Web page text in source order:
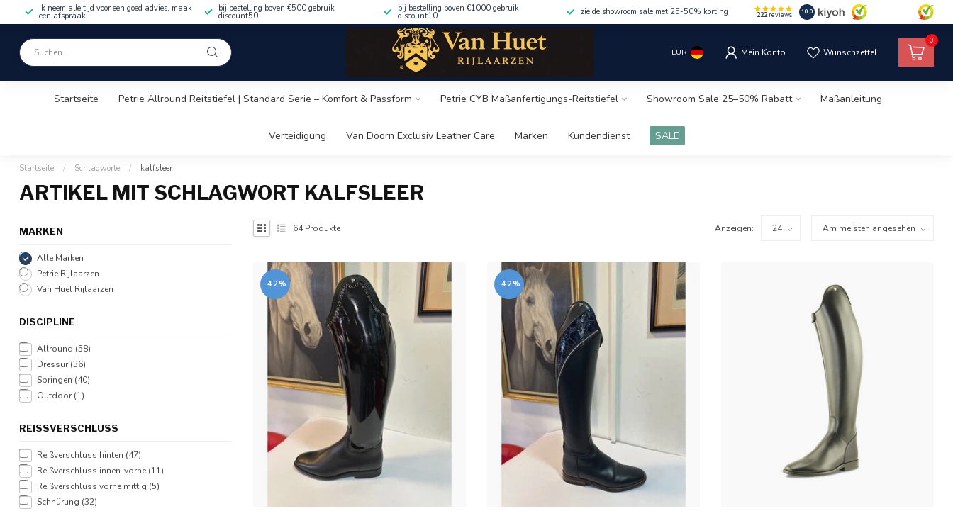
Ik neem alle tijd voor een goed advies, maak
een afspraak
bij bestelling boven €500 gebruik
discount50
bij bestelling boven €1000 gebruik
discount10 zie de showroom sale met 25-50% korting 222reviews 10.0
EUR Mein Konto Wunschzettel
0
Startseite Petrie Allround Reitstiefel | Standard Serie – Komfort & Passform Petrie CYB Maßanfertigungs-Reitstiefel Showroom Sale 25–50% Rabatt Maßanleitung
Verteidigung Van Doorn Exclusiv Leather Care Marken Kundendienst SALE
Startseite / Schlagworte / kalfsleer
ARTIKEL MIT SCHLAGWORT KALFSLEER
MARKEN
Alle Marken
Petrie Rijlaarzen
Van Huet Rijlaarzen
DISCIPLINE
Allround (58)
Dressur(36)
Springen (40)
Outdoor(1)
REISSVERSCHLUSS
Reißverschluss hinten (47)
Reißverschluss innen-vorne (11)
Reißverschluss vorne mittig (5)
Schnürung (32)
64Produkte Anzeigen:
-42% -42%